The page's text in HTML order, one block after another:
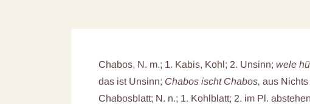
Chabos, N. m.; 1. Kabis, Kohl; 2. Unsinn; wele
das ist Unsinn; Chabos ischt Chabos, aus
Chabosblatt; N. n.; 1. Kohlblatt; 2. im Pl.